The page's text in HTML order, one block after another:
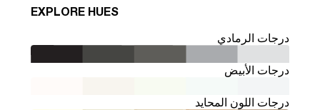
EXPLORE HUES
درجات الرمادي
درجات الأبيض
درجات اللون المحايد